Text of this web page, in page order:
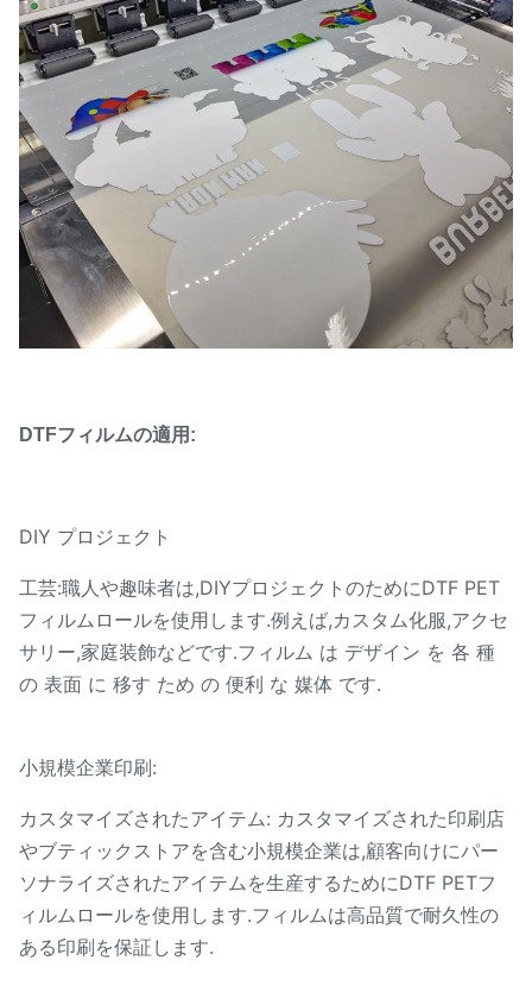
DTFフィルムの適用:
DIY プロジェクト
工芸:職人や趣味者は,DIYプロジェクトのためにDTF PET
フィルムロールを使用します.例えば,カスタム化服,アクセ
サリー,家庭装飾などです.フィルム は デザイン を 各 種
の 表面 に 移す ため の 便利 な 媒体 です.
小規模企業印刷:
カスタマイズされたアイテム: カスタマイズされた印刷店
やブティックストアを含む小規模企業は,顧客向けにパー
ソナライズされたアイテムを生産するためにDTF PETフ
ィルムロールを使用します.フィルムは高品質で耐久性の
ある印刷を保証します.